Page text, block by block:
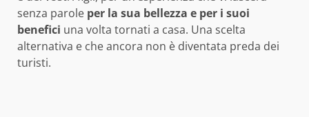
senza parole per la sua bellezza e per i suoi
benefici una volta tornati a casa. Una scelta
alternativa e che ancora non è diventata preda dei
turisti.